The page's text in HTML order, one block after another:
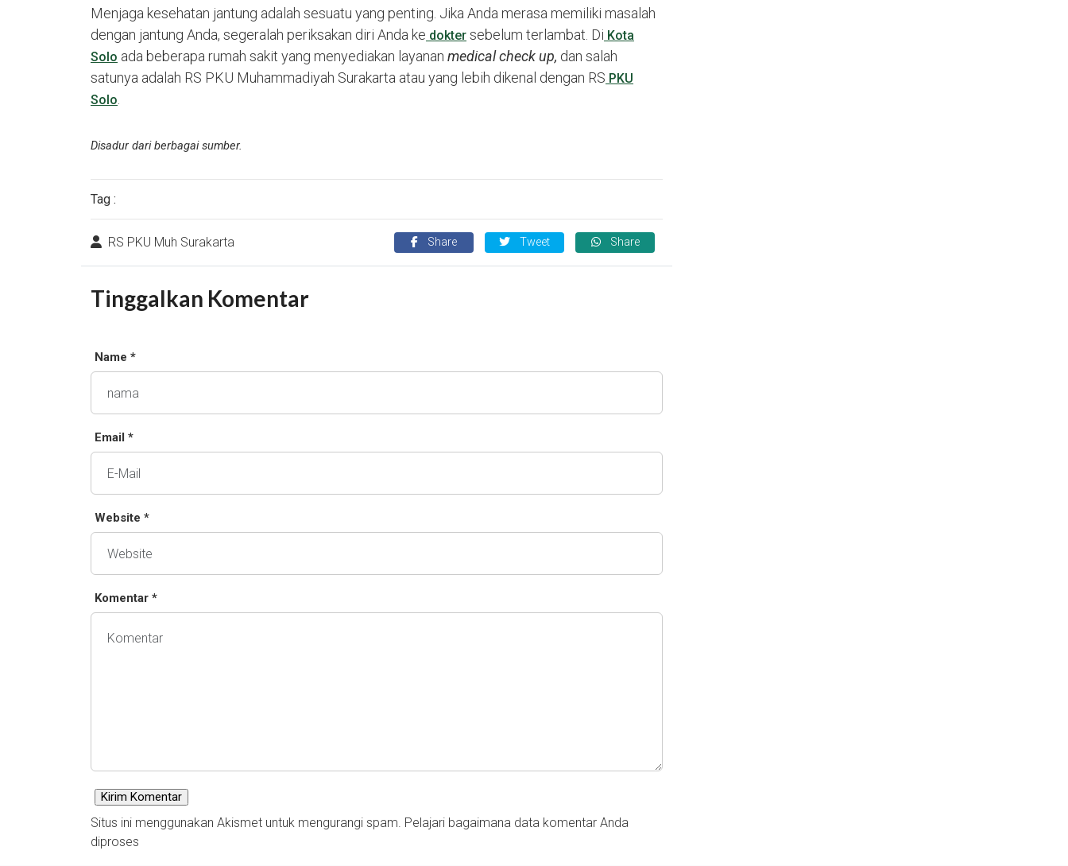
Menjaga kesehatan jantung adalah sesuatu yang penting. Jika Anda merasa memiliki masalah
dengan jantung Anda, segeralah periksakan diri Anda ke dokter sebelum terlambat. Di Kota
Solo ada beberapa rumah sakit yang menyediakan layanan medical check up, dan salah
satunya adalah RS PKU Muhammadiyah Surakarta atau yang lebih dikenal dengan RS PKU
Solo
Disadur dari berbagai sumber.
Tag :
RS PKU Muh Surakarta Share Tweet Share
Tinggalkan Komentar
Name *
Email *
Website *
Komentar *
Situs ini menggunakan Akismet untuk mengurangi spam. Pelajari bagaimana data komentar Anda
diproses